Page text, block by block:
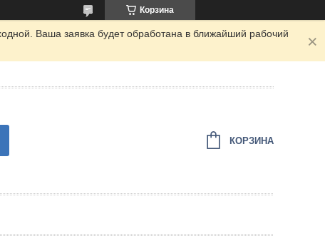
Корзина
Ваша заявка будет обработана в ближайший рабочий
КОРЗИНА